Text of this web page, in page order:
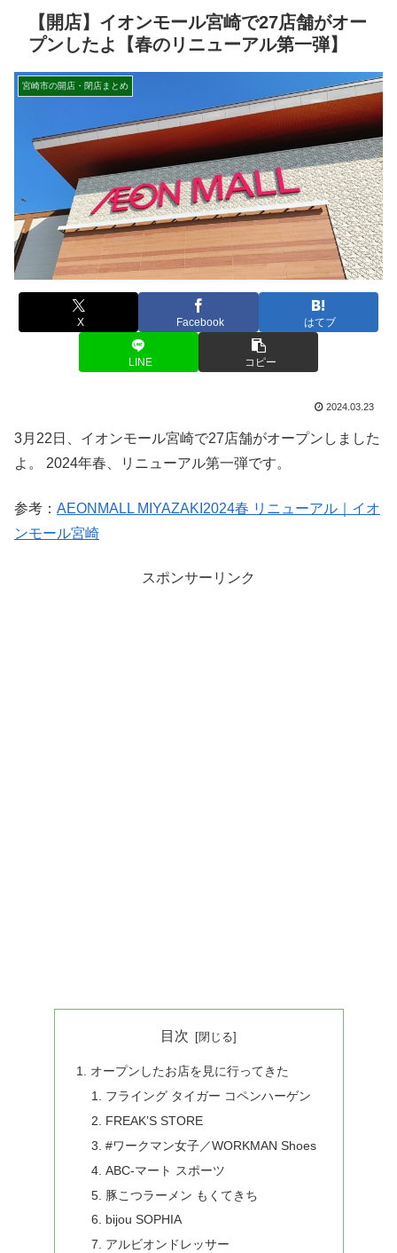
【開店】イオンモール宮崎で27店舗がオー
プンしたよ【春のリニューアル第一弾】
宮崎市の開店・閉店まとめ
X Facebook はてブ
LINE コピー
2024.03.23
3月22日、イオンモール宮崎で27店舗がオープンしました
よ。 2024年春、リニューアル第一弾です。
参考： AEONMALL MIYAZAKI2024春 リニューアル｜イオ
ンモール宮崎
スポンサーリンク
目次
オープンしたお店を見に行ってきた
フライング タイガー コペンハーゲン
FREAK’S STORE
#ワークマン女子／WORKMAN Shoes
ABC-マート スポーツ
豚こつラーメン もくてきち
bijou SOPHIA
アルビオンドレッサー